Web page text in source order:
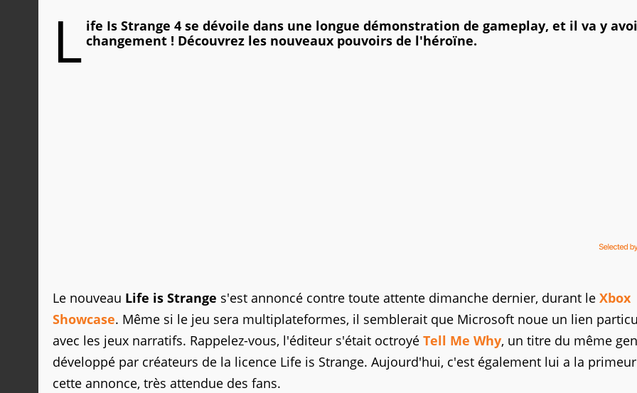
L ife Is Strange 4 se dévoile dans une longue démonstration de gameplay, et il va y
changement ! Découvrez les nouveaux pouvoirs de l'héroïne.
Le nouveau Life is Strange s'est annoncé contre toute attente dimanche dernier, durant le Xbox
Showcase. Même si le jeu sera multiplateformes, il semblerait que Microsoft noue un lien
avec les jeux narratifs. Rappelez-vous, l'éditeur s'était octroyé Tell Me Why, un titre du même
développé par créateurs de la licence Life is Strange. Aujourd'hui, c'est également lui a la
cette annonce, très attendue des fans.